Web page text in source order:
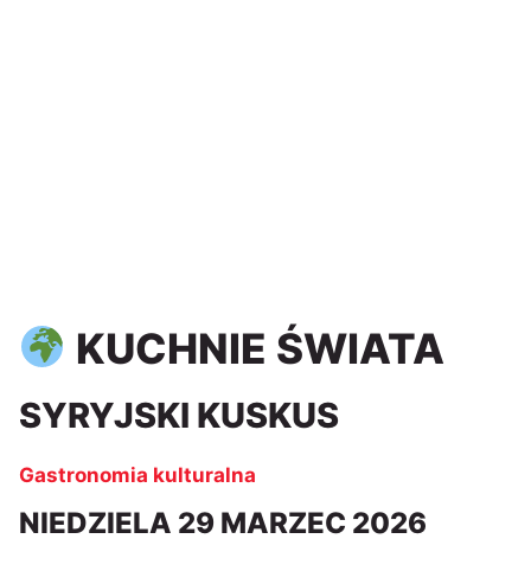
KUCHNIE ŚWIATA
SYRYJSKI KUSKUS
Gastronomia kulturalna
NIEDZIELA 29 MARZEC 2026